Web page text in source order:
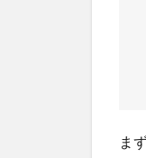
ま